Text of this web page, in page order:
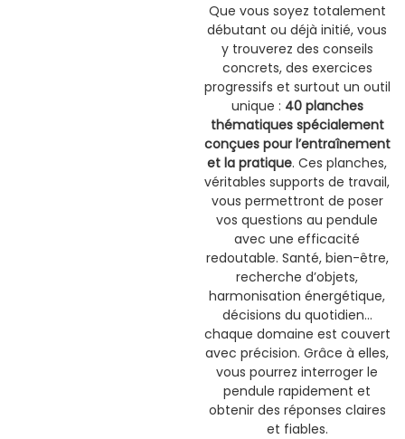
Que vous soyez totalement
débutant ou déjà initié, vous
y trouverez des conseils
concrets, des exercices
progressifs et surtout un outil
unique : 40 planches
thématiques spécialement
conçues pour l’entraînement
et la pratique. Ces planches,
véritables supports de travail,
vous permettront de poser
vos questions au pendule
avec une efficacité
redoutable. Santé, bien-être,
recherche d’objets,
harmonisation énergétique,
décisions du quotidien…
chaque domaine est couvert
avec précision. Grâce à elles,
vous pourrez interroger le
pendule rapidement et
obtenir des réponses claires
et fiables.